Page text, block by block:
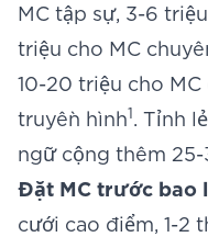
MC tập sự, 3-6
triệu cho MC
10-20 triệu cho
truyền hình1. Tỉnh
ngữ cộng thêm 25-
Đặt MC trước bao
cưới cao điểm, 1-2